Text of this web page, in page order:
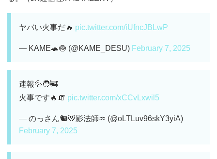
ヤバい火事だ🔥 pic.twitter.com/iUfncJBLwP
— KAME🐢🍥 (@KAME_DESU) February 7, 2025
速報💦🧑‍🚒
火事です🔥🧯 pic.twitter.com/xCCvLxwil5
— のっさん🐿️🐯影法師♒️ (@oLTLuv96skY3yiA)
February 7, 2025